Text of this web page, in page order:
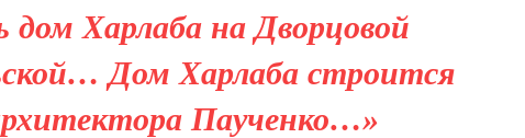
Харлаба на Дворцовой
Дом Харлаба строится
Паученко…»